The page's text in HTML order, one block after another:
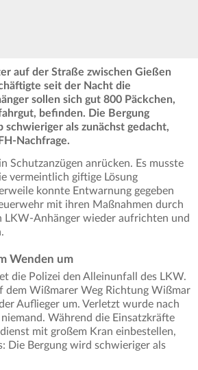
auf der Straße zwischen Gießen
seit der Nacht die
sollen sich gut 800 Päckchen,
befinden. Die Bergung
schwieriger als zunächst gedacht,
Nachfrage.
Schutzanzügen anrücken. Es musste
vermeintlich giftige Lösung
konnte Entwarnung gegeben
mit ihren Maßnahmen durch
LKW-Anhänger wieder aufrichten und
Wenden um
die Polizei den Alleinunfall des LKW.
dem Wißmarer Weg Richtung Wißmar
Auflieger um. Verletzt wurde nach
Während die Einsatzkräfte
mit großem Kran einbestellen,
Die Bergung wird schwieriger als